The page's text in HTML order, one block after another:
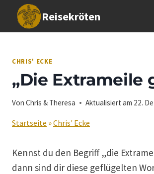
Inhalt
Reisekröten
CHRIS' ECKE
„Die Extrameile
Von Chris & Theresa Aktualisiert am 22.
Startseite »Chris' Ecke
Kennst du den Begriff „die
dann sind dir diese geflügelten